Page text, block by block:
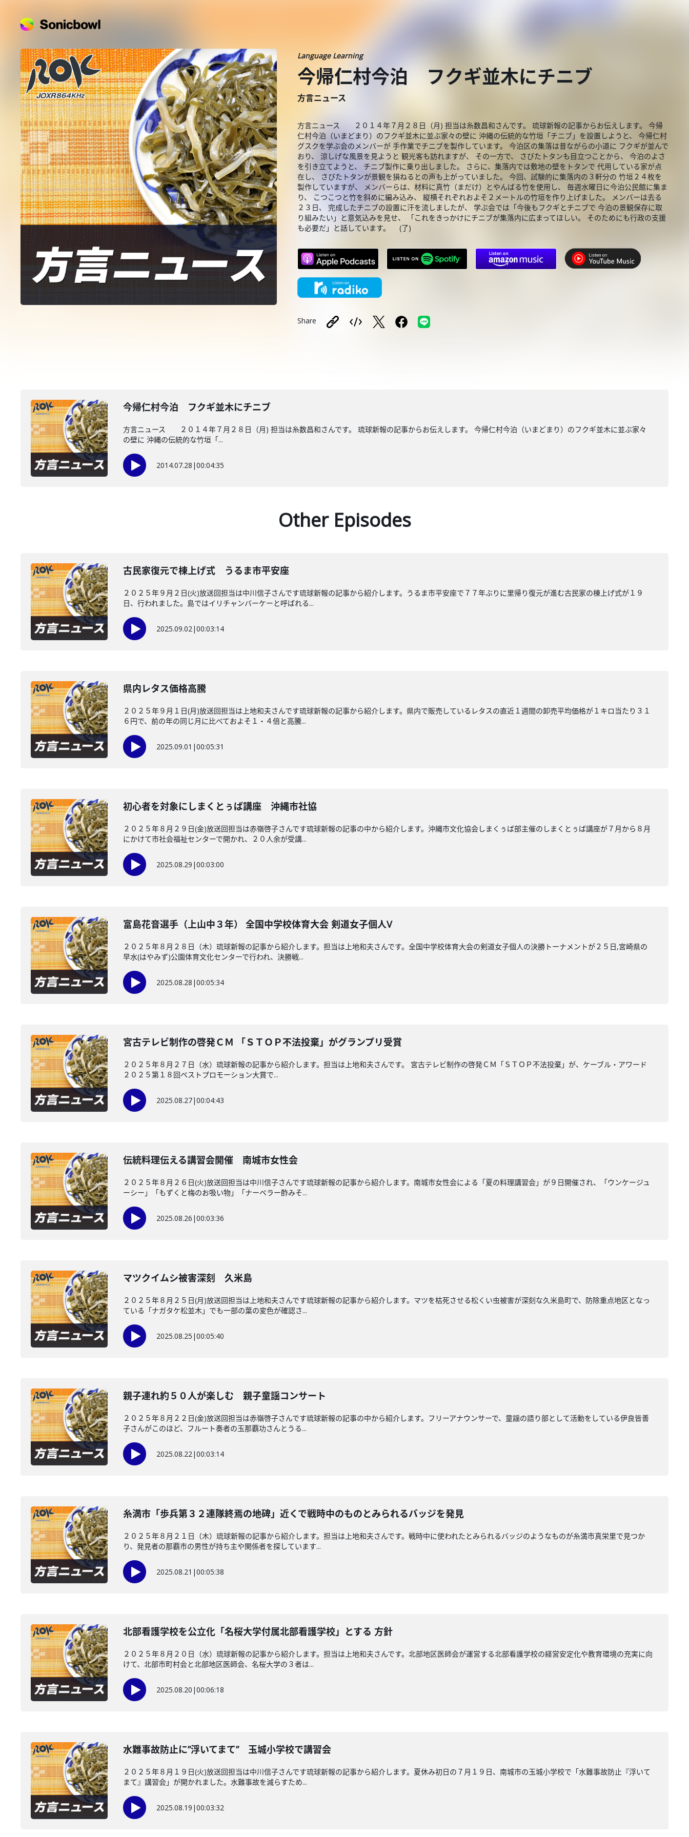
Language Learning
今帰仁村今泊 フクギ並木にチニブ
方言ニュース
方言ニュース ２０１４年７月２８日（月) 担当は糸数昌和さんです。 琉球新報の記事からお伝えします。 今帰
仁村今泊（いまどまり）のフクギ並木に並ぶ家々の壁に 沖縄の伝統的な竹垣「チニブ」を設置しようと、 今帰仁村
グスクを学ぶ会のメンバーが 手作業でチニブを製作しています。 今泊区の集落は昔ながらの小道に フクギが並んで
おり、 涼しげな風景を見ようと 観光客も訪れますが、 その一方で、 さびたトタンも目立つことから、 今泊のよさ
を引き立てようと、 チニブ製作に乗り出しました。 さらに、集落内では敷地の壁をトタンで 代用している家が点
在し、 さびたトタンが景観を損ねるとの声も上がっていました。 今回、試験的に集落内の３軒分の 竹垣２４枚を
製作していますが、 メンバーらは、材料に真竹（まだけ）とやんばる竹を使用し、 毎週水曜日に今泊公民館に集ま
り、 こつこつと竹を斜めに編み込み、 縦横それぞれおよそ２メートルの竹垣を作り上げました。 メンバーは去る
２３日、 完成したチニブの設置に汗を流しましたが、 学ぶ会では「今後もフクギとチニブで 今泊の景観保存に取
り組みたい」と意気込みを見せ、 「これをきっかけにチニブが集落内に広まってほしい。 そのためにも行政の支援
も必要だ」と話しています。 (了)
Share
今帰仁村今泊 フクギ並木にチニブ
方言ニュース ２０１４年７月２８日（月) 担当は糸数昌和さんです。 琉球新報の記事からお伝えします。 今帰仁村今泊（いまどまり）のフクギ並木に並ぶ家々
の壁に 沖縄の伝統的な竹垣「...
2014.07.28 |00:04:35
Other Episodes
古民家復元で棟上げ式 うるま市平安座
２０２５年９月２日(火)放送回担当は中川信子さんです琉球新報の記事から紹介します。うるま市平安座で７７年ぶりに里帰り復元が進む古民家の棟上げ式が１９
日、行われました。島ではイリチャンバーケーと呼ばれる...
2025.09.02|00:03:14
県内レタス価格高騰
２０２５年９月１日(月)放送回担当は上地和夫さんです琉球新報の記事から紹介します。県内で販売しているレタスの直近１週間の卸売平均価格が１キロ当たり３１
６円で、前の年の同じ月に比べておよそ１・４倍と高騰...
2025.09.01 |00:05:31
初心者を対象にしまくとぅば講座 沖縄市社協
２０２５年８月２９日(金)放送回担当は赤嶺啓子さんです琉球新報の記事の中から紹介します。沖縄市文化協会しまくぅば部主催のしまくとぅば講座が７月から８月
にかけて市社会福祉センターで開かれ、２０人余が受講...
2025.08.29 |00:03:00
富島花音選手（上山中３年） 全国中学校体育大会 剣道女子個人V
２０２５年８月２８日（木）琉球新報の記事から紹介します。担当は上地和夫さんです。全国中学校体育大会の剣道女子個人の決勝トーナメントが２５日,宮崎県の
早水(はやみず)公園体育文化センターで行われ、決勝戦...
2025.08.28 |00:05:34
宮古テレビ制作の啓発ＣＭ 「ＳＴＯＰ不法投棄」がグランプリ受賞
２０２５年８月２７日（水）琉球新報の記事から紹介します。担当は上地和夫さんです。 宮古テレビ制作の啓発ＣＭ「ＳＴＯＰ不法投棄」が、ケーブル・アワード
２０２５第１８回ベストプロモーション大賞で...
2025.08.27|00:04:43
伝統料理伝える講習会開催 南城市女性会
２０２５年８月２６日(火)放送回担当は中川信子さんです琉球新報の記事から紹介します。南城市女性会による「夏の料理講習会」が９日開催され、「ウンケージュ
ーシー」「もずくと梅のお吸い物」「ナーベラー酢みそ...
2025.08.26 |00:03:36
マツクイムシ被害深刻 久米島
２０２５年８月２５日(月)放送回担当は上地和夫さんです琉球新報の記事から紹介します。マツを枯死させる松くい虫被害が深刻な久米島町で、防除重点地区となっ
ている「ナガタケ松並木」でも一部の葉の変色が確認さ...
2025.08.25 |00:05:40
親子連れ約５０人が楽しむ 親子童謡コンサート
２０２５年８月２２日(金)放送回担当は赤嶺啓子さんです琉球新報の記事の中から紹介します。フリーアナウンサーで、童謡の語り部として活動をしている伊良皆善
子さんがこのほど、フルート奏者の玉那覇功さんとうる...
2025.08.22|00:03:14
糸満市「歩兵第３２連隊終焉の地碑」近くで戦時中のものとみられるバッジを発見
２０２５年８月２１日（木）琉球新報の記事から紹介します。担当は上地和夫さんです。戦時中に使われたとみられるバッジのようなものが糸満市真栄里で見つか
り、発見者の那覇市の男性が持ち主や関係者を探しています...
2025.08.21 |00:05:38
北部看護学校を公立化「名桜大学付属北部看護学校」とする 方針
２０２５年８月２０日（水）琉球新報の記事から紹介します。担当は上地和夫さんです。北部地区医師会が運営する北部看護学校の経営安定化や教育環境の充実に向
けて、北部市町村会と北部地区医師会、名桜大学の３者は...
2025.08.20 |00:06:18
水難事故防止に”浮いてまて” 玉城小学校で講習会
２０２５年８月１９日(火)放送回担当は中川信子さんです琉球新報の記事から紹介します。夏休み初日の７月１９日、南城市の玉城小学校で「水難事故防止『浮いて
まて』講習会」が開かれました。水難事故を減らすため...
2025.08.19 |00:03:32